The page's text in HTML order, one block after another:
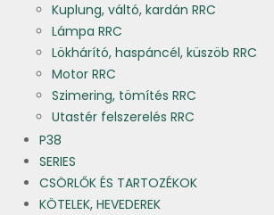
Kuplung, váltó, kardán RRC
Lámpa RRC
Lökhárító, haspáncél, küszöb RRC
Motor RRC
Szimering, tömítés RRC
Utastér felszerelés RRC
P38
SERIES
CSÖRLŐK ÉS TARTOZÉKOK
KÖTELEK, HEVEDEREK